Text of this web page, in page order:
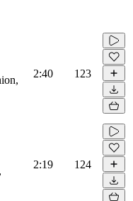
2:40 123
2:19 124